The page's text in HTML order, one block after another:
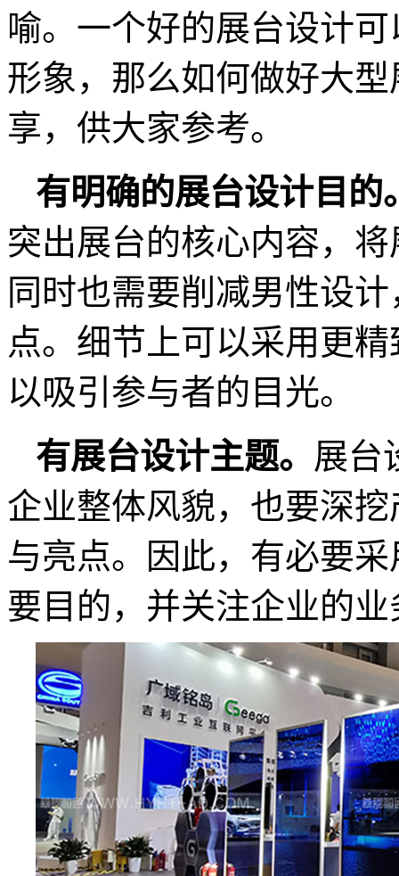
喻。一个好的展台设计
形象，那么如何做好大
享，供大家参考。
有明确的展台设计 目的
突出展台的核心内容，
同时也需要削减男性设
点。细节上可以采用更
以吸引参与者的目光。
有展台设计主题。 展台
企业整体风貌，也要深
与亮点。因此，有必要
要目的，并关注企业的